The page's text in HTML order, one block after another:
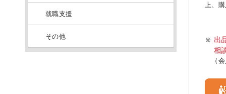
就職支援
その他
上、
※ 出
相
（会